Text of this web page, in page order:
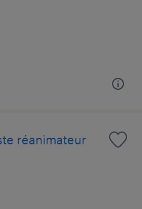
réanimateur